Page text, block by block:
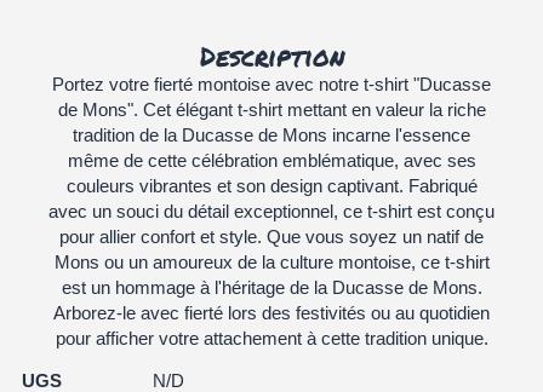
Description
Portez votre fierté montoise avec notre t-shirt "Ducasse
de Mons". Cet élégant t-shirt mettant en valeur la riche
tradition de la Ducasse de Mons incarne l'essence
même de cette célébration emblématique, avec ses
couleurs vibrantes et son design captivant. Fabriqué
avec un souci du détail exceptionnel, ce t-shirt est conçu
pour allier confort et style. Que vous soyez un natif de
Mons ou un amoureux de la culture montoise, ce t-shirt
est un hommage à l'héritage de la Ducasse de Mons.
Arborez-le avec fierté lors des festivités ou au quotidien
pour afficher votre attachement à cette tradition unique.
UGS
N/D